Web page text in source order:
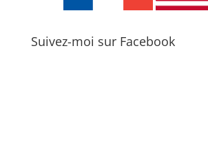
Suivez-moi sur Facebook